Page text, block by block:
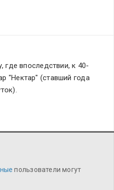
где впоследствии, к 40-
"Нектар" (ставший года
пользователи могут